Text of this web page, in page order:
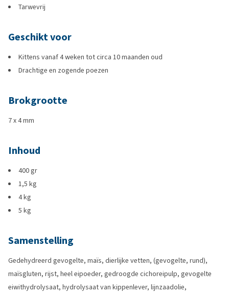
Tarwevrij
Geschikt voor
Kittens vanaf 4 weken tot circa 10 maanden oud
Drachtige en zogende poezen
Brokgrootte
7 x 4 mm
Inhoud
400 gr
1,5 kg
4 kg
5 kg
Samenstelling
Gedehydreerd gevogelte, maïs, dierlijke vetten, (gevogelte, rund),
maïsgluten, rijst, heel eipoeder, gedroogde cichoreipulp, gevogelte
eiwithydrolysaat, hydrolysaat van kippenlever, lijnzaadolie,